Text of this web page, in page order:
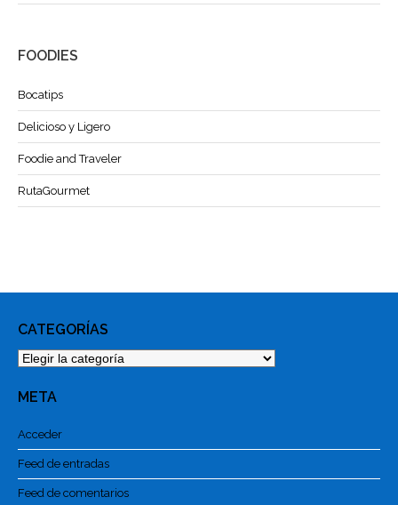
FOODIES
Bocatips
Delicioso y Ligero
Foodie and Traveler
RutaGourmet
CATEGORÍAS
Categorías
META
Acceder
Feed de entradas
Feed de comentarios